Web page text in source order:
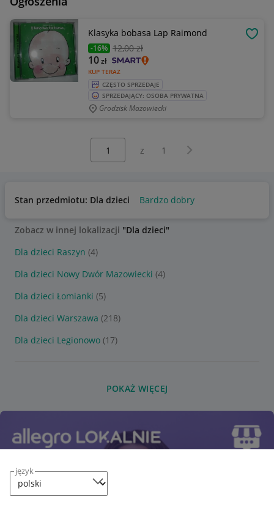
język
Klasyka bobasa Lap Raimond
-16% 12,00 zł
KUP TERAZ
10zł
CZĘSTO SPRZEDAJE
SPRZEDAJĄCY: OSOBA PRYWATNA
Grodzisk Mazowiecki
z 1 Następna strona
Stan przedmiotu: Dla dzieci Bardzo dobry
Zobacz w innej lokalizacji "Dla dzieci"
Dla dzieci Raszyn (4)
Dla dzieci Nowy Dwór Mazowiecki (4)
Dla dzieci Łomianki (5)
Dla dzieci Warszawa (218)
Dla dzieci Legionowo (17)
POKAŻ WIĘCEJ